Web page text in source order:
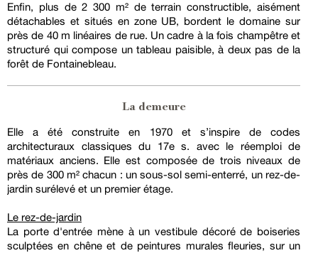
Enfin, plus de 2 300 m² de terrain constructible, aisément
détachables et situés en zone UB, bordent le domaine sur
près de 40 m linéaires de rue. Un cadre à la fois champêtre et
structuré qui compose un tableau paisible, à deux pas de la
forêt de Fontainebleau.
La demeure
Elle a été construite en 1970 et s’inspire de codes
architecturaux classiques du 17e s. avec le réemploi de
matériaux anciens. Elle est composée de trois niveaux de
près de 300 m² chacun : un sous-sol semi-enterré, un rez-de-
jardin surélevé et un premier étage.
Le rez-de-jardin
La porte d'entrée mène à un vestibule décoré de boiseries
sculptées en chêne et de peintures murales fleuries, sur un